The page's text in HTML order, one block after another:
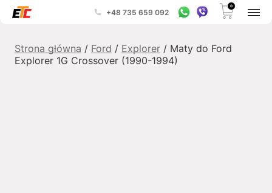
+48 735 659 092
0
Strona główna / Ford / Explorer/ Maty do Ford
Explorer 1G Crossover (1990-1994)